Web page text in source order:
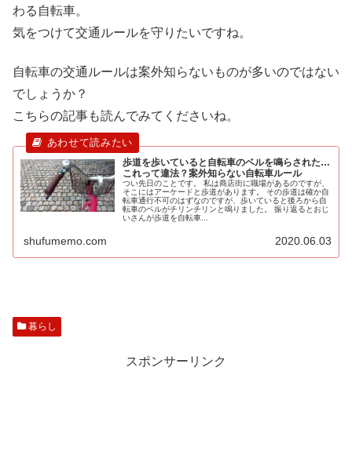
わる自転車。
気をつけて交通ルールを守りたいですね。
自転車の交通ルールは案外知らないものが多いのではない
でしょうか？
こちらの記事も読んでみてくださいね。
歩道を歩いていると自転車のベルを鳴らされた…
これって違法？案外知らない自転車ルール
つい先日のことです。 私は商店街に職場があるのですが、
そこにはアーケードと歩道があります。 その歩道は確か自
転車通行不可のはずなのですが、歩いていると後ろから自
転車のベルがチリンチリンと鳴りました。 振り返るとおじ
いさんが歩道を自転車...
shufumemo.com 2020.06.03
暮らし
スポンサーリンク